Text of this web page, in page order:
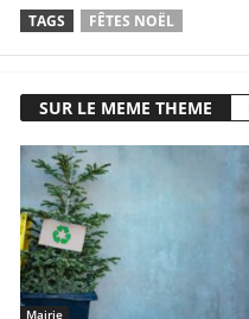
TAGS FÊTES NOËL
SUR LE MEME THEME
Mairie